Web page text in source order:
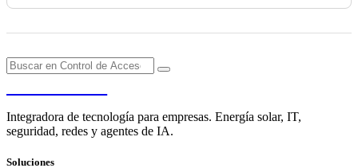
Integradora de tecnología para empresas. Energía solar, IT,
seguridad, redes y agentes de IA.
Soluciones